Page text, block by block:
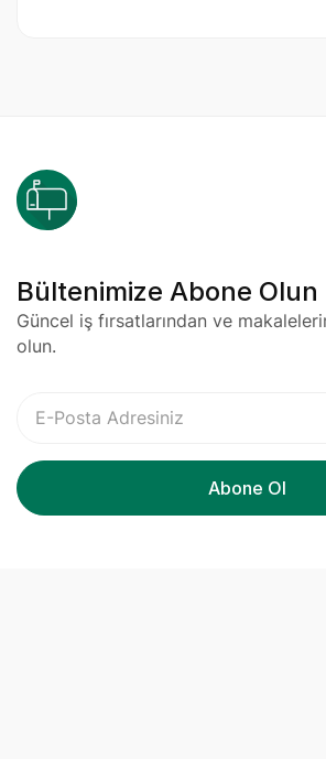
Bültenimize Abone Olun
Güncel iş fırsatlarından ve
olun.